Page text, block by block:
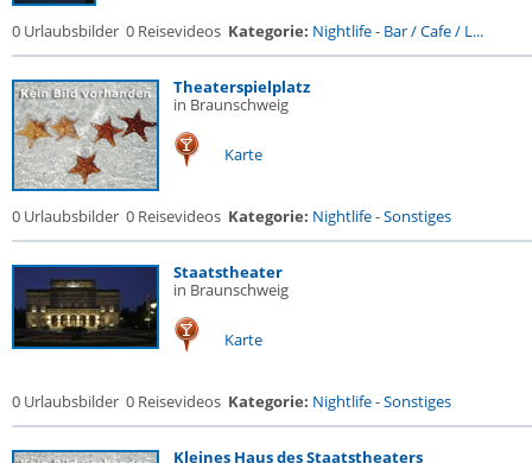
0 Urlaubsbilder 0 Reisevideos Kategorie: Nightlife- Bar / Cafe / L...
Theaterspielplatz
in Braunschweig
Karte
0 Urlaubsbilder 0 Reisevideos Kategorie: Nightlife-Sonstiges
Staatstheater
in Braunschweig
Karte
0 Urlaubsbilder 0 Reisevideos Kategorie: Nightlife-Sonstiges
Kleines Haus des Staatstheaters